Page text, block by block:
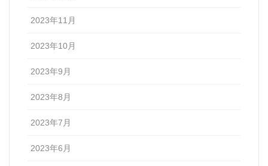
2023年11月
2023年10月
2023年9月
2023年8月
2023年7月
2023年6月